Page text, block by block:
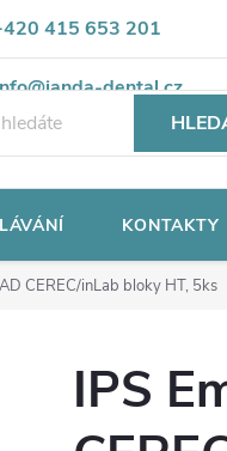
415 653 201
dental.cz
Ochrana osobních údajů
KONTAKTY
CEREC/inLab bloky HT, 5ks
IPS